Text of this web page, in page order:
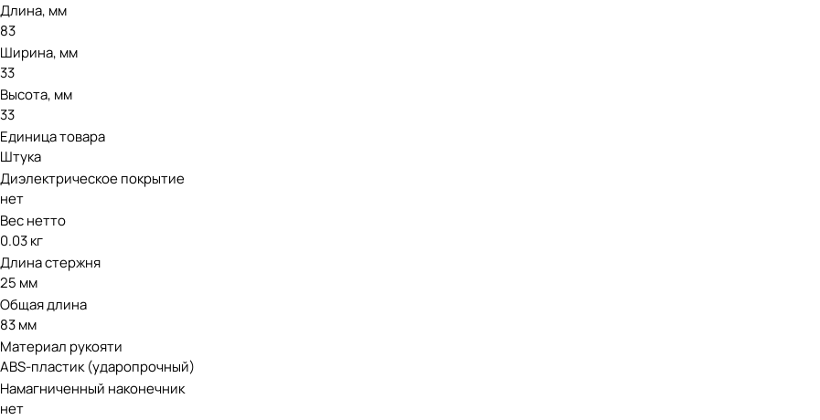
Длина, мм
83
Ширина, мм
33
Высота, мм
33
Единица товара
Штука
Диэлектрическое покрытие
нет
Вес нетто
0.03 кг
Длина стержня
25 мм
Общая длина
83 мм
Материал рукояти
ABS-пластик (ударопрочный)
Намагниченный наконечник
нет